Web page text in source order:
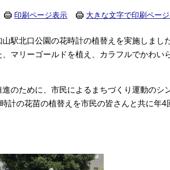
印刷ページ表示 大きな文字で印刷ペー
駅北口公園の花時計の植替えを実施しました
マリーゴールドを植え、カラフルでかわい
のために、市民によるまちづくり運動のシ
計の花苗の植替えを市民の皆さんと共に年4